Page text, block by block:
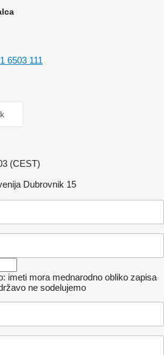
6503 111
(CEST)
Dubrovnik 15
imeti mora mednarodno obliko zapisa
ne sodelujemo